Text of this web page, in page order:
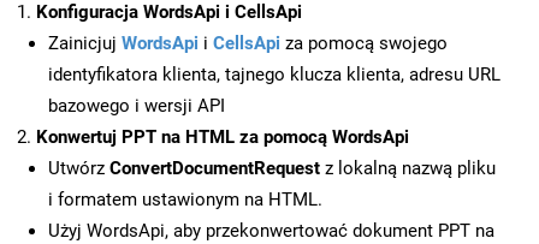
Konfiguracja WordsApi i CellsApi
Zainicjuj WordsApi i CellsApi za pomocą swojego
identyfikatora klienta, tajnego klucza klienta, adresu URL
bazowego i wersji API
Konwertuj PPT na HTML za pomocą WordsApi
Utwórz ConvertDocumentRequest z lokalną nazwą pliku
i formatem ustawionym na HTML.
Użyj WordsApi, aby przekonwertować dokument PPT na